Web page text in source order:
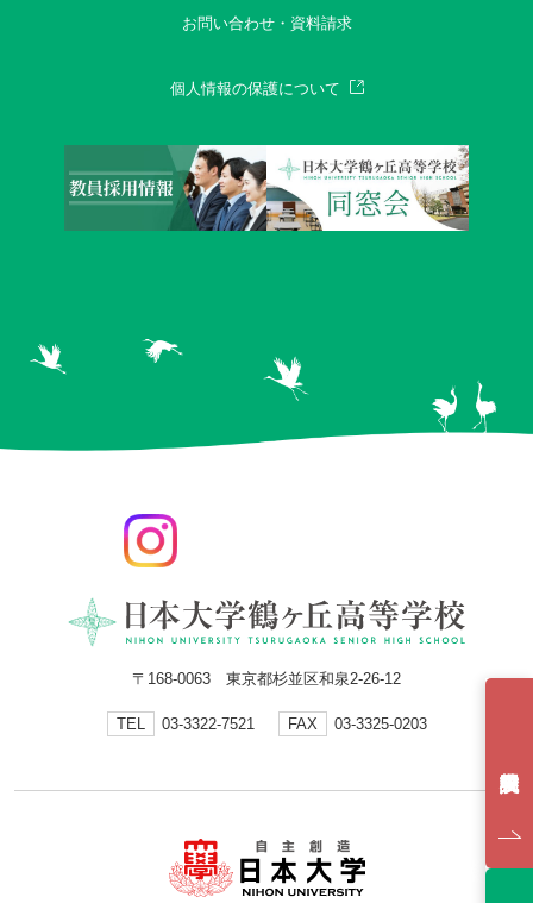
お問い合わせ・資料請求
個人情報の保護について
〒168-0063 東京都杉並区和泉2-26-12
TEL 03-3322-7521 FAX 03-3325-0203